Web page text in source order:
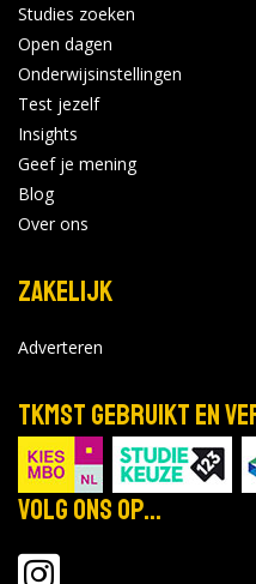
Studies zoeken
Open dagen
Onderwijsinstellingen
Test jezelf
Insights
Geef je mening
Blog
Over ons
Zakelijk
Adverteren
TKMST gebruikt en
Volg ons op...